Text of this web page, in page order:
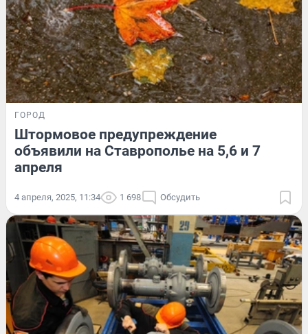
ГОРОД
Штормовое предупреждение
объявили на Ставрополье на 5,6 и 7
апреля
4 апреля, 2025, 11:34 1 698 Обсудить